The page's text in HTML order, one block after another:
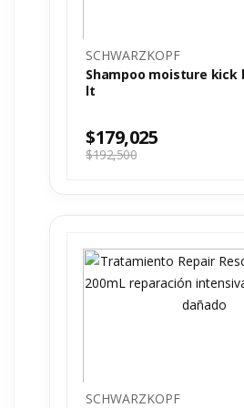
SCHWARZKOPF
Shampoo moisture kick
lt
$192,500
$179,025
SCHWARZKOPF